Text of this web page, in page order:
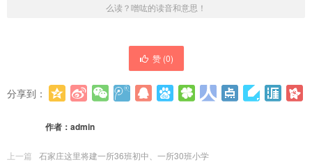
么读？噌吰的读音和意思！
赞 (0)
分享到：
作者： admin
上一篇
石家庄这里将建一所36班初中、一所30班小学